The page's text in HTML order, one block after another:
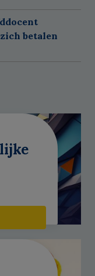
betalen